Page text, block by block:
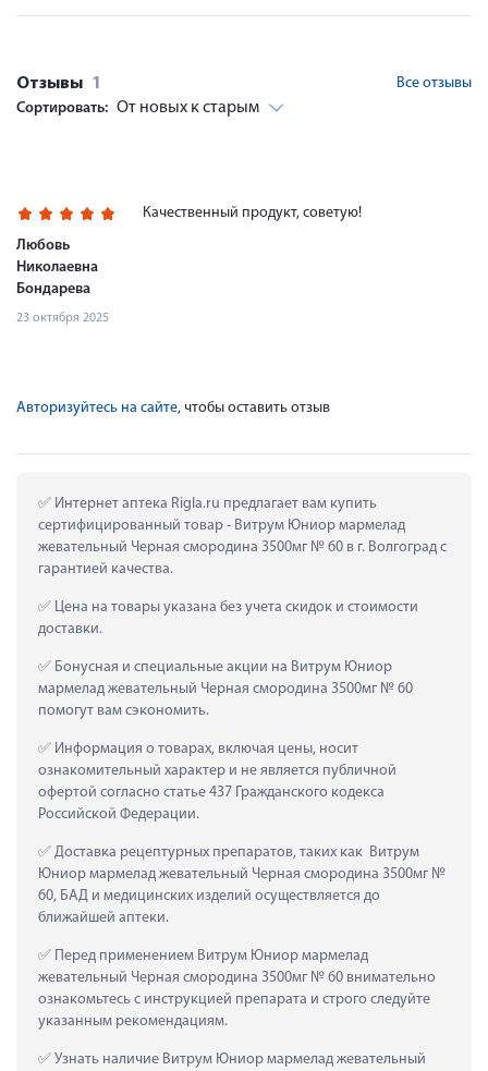
Отзывы 1
Все отзывы
Сортировать: От новых к старым
Любовь
Николаевна
Бондарева
23 октября 2025
Качественный продукт, советую!
Авторизуйтесь на сайте, чтобы оставить отзыв
Интернет аптека Rigla.ru предлагает вам купить
сертифицированный товар - Витрум Юниор мармелад
жевательный Черная смородина 3500мг № 60 в г. Волгоград с
гарантией качества.
Цена на товары указана без учета скидок и стоимости
доставки.
Бонусная и специальные акции на Витрум Юниор
мармелад жевательный Черная смородина 3500мг № 60
помогут вам сэкономить.
Информация о товарах, включая цены, носит
ознакомительный характер и не является публичной
офертой согласно статье 437 Гражданского кодекса
Российской Федерации.
Доставка рецептурных препаратов, таких как  Витрум
Юниор мармелад жевательный Черная смородина 3500мг №
60, БАД и медицинских изделий осуществляется до
ближайшей аптеки.
Перед применением Витрум Юниор мармелад
жевательный Черная смородина 3500мг № 60 внимательно
ознакомьтесь с инструкцией препарата и строго следуйте
указанным рекомендациям.
Узнать наличие Витрум Юниор мармелад жевательный